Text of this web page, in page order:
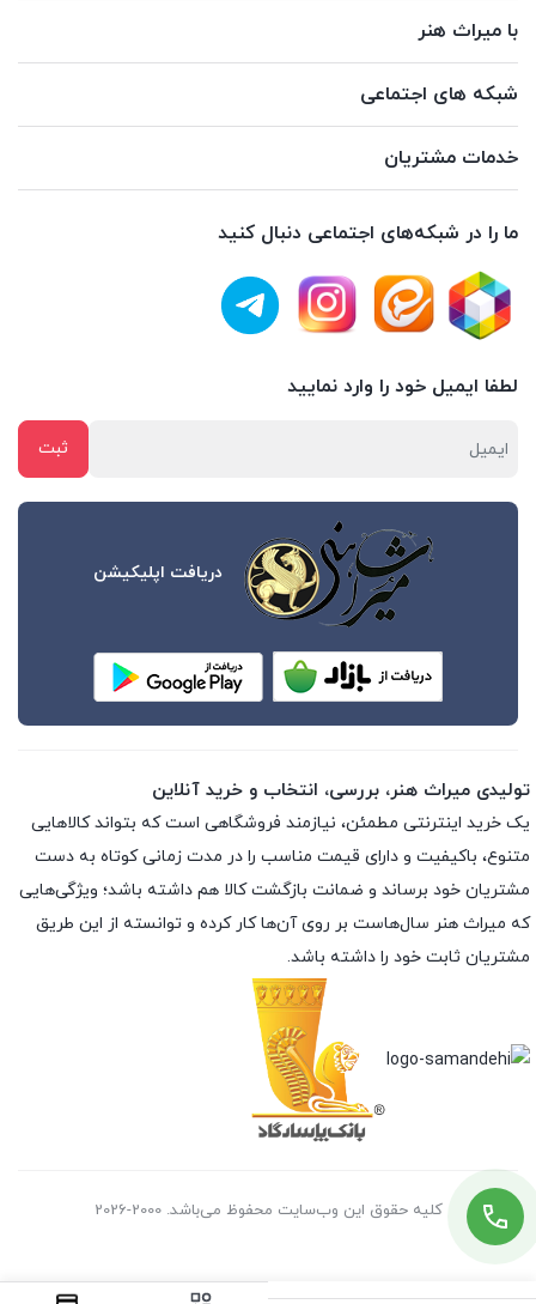
با میراث هنر
شبکه های اجتماعی
خدمات مشتریان
ما را در شبکه‌های اجتماعی دنبال کنید
لطفا ایمیل خود را وارد نمایید
دریافت اپلیکیشن
تولیدی میراث هنر، بررسی، انتخاب و خرید آنلاین
یک خرید اینترنتی مطمئن، نیازمند فروشگاهی است که بتواند کالاهایی
متنوع، باکیفیت و دارای قیمت مناسب را در مدت زمانی کوتاه به دست
مشتریان خود برساند و ضمانت بازگشت کالا هم داشته باشد؛ ویژگی‌هایی
که میراث هنر سال‌هاست بر روی آن‌ها کار کرده و توانسته از این طریق
مشتریان ثابت خود را داشته باشد.
کلیه حقوق این وب‌سایت محفوظ می‌باشد. 2000-2026